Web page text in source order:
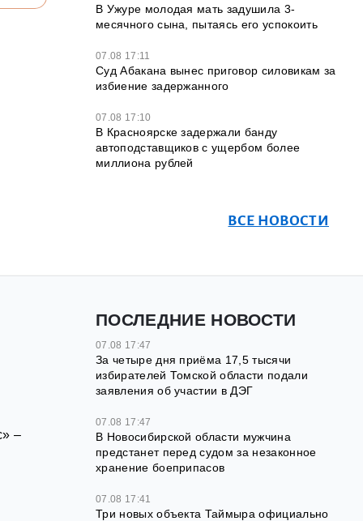
В Ужуре молодая мать задушила 3-
месячного сына, пытаясь его успокоить
07.08 17:11
Суд Абакана вынес приговор силовикам за
избиение задержанного
07.08 17:10
В Красноярске задержали банду
автоподставщиков с ущербом более
миллиона рублей
ВСЕ НОВОСТИ
–
ПОСЛЕДНИЕ НОВОСТИ
07.08 17:47
За четыре дня приёма 17,5 тысячи
избирателей Томской области подали
заявления об участии в ДЭГ
07.08 17:47
В Новосибирской области мужчина
предстанет перед судом за незаконное
хранение боеприпасов
07.08 17:41
Три новых объекта Таймыра официально